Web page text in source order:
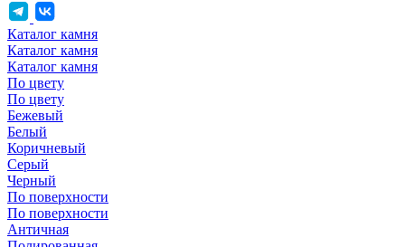
Каталог камня
Каталог камня
Каталог камня
По цвету
По цвету
Бежевый
Белый
Коричневый
Серый
Черный
По поверхности
По поверхности
Античная